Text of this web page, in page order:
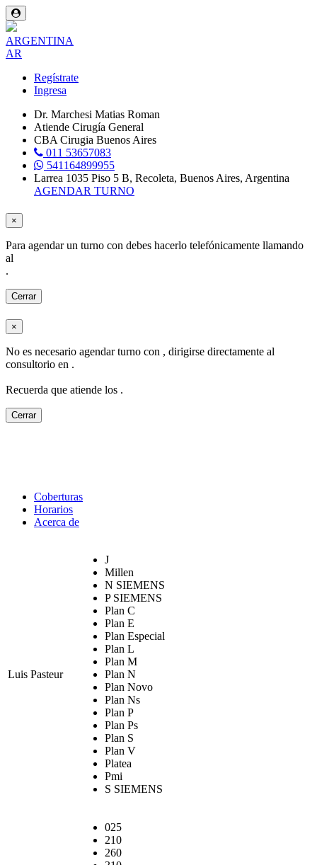
ARGENTINA
AR
Regístrate
Ingresa
Dr. Marchesi Matias Roman
Atiende Cirugía General
CBA Cirugia Buenos Aires
011 53657083
541164899955
Larrea 1035 Piso 5 B, Recoleta, Buenos Aires, Argentina
AGENDAR TURNO
×
Para agendar un turno con debes hacerlo telefónicamente llamando
al
.
Cerrar
×
No es necesario agendar turno con , dirigirse directamente al
consultorio en .
Recuerda que atiende los .
Cerrar
Coberturas
Horarios
Acerca de
Luis Pasteur
J
Millen
N SIEMENS
P SIEMENS
Plan C
Plan E
Plan Especial
Plan L
Plan M
Plan N
Plan Novo
Plan Ns
Plan P
Plan Ps
Plan S
Plan V
Platea
Pmi
S SIEMENS
025
210
260